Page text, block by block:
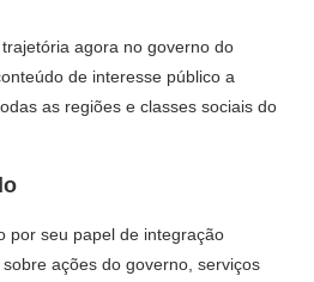
agora no governo do
de interesse público a
as regiões e classes sociais do
por seu papel de integração
ações do governo, serviços